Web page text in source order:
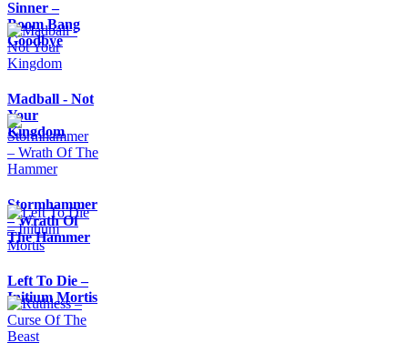
Sinner –
Boom Bang
Goodbye
Madball - Not
Your
Kingdom
Stormhammer
– Wrath Of
The Hammer
Left To Die –
Initium Mortis